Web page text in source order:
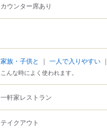
カウンター席あり
家族・子供と ｜ 一人で入りやすい ｜
こんな時によく使われます。
一軒家レストラン
テイクアウト